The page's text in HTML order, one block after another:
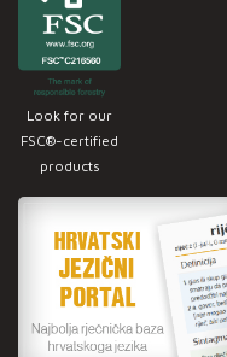
Look for our
FSC®-certified
products